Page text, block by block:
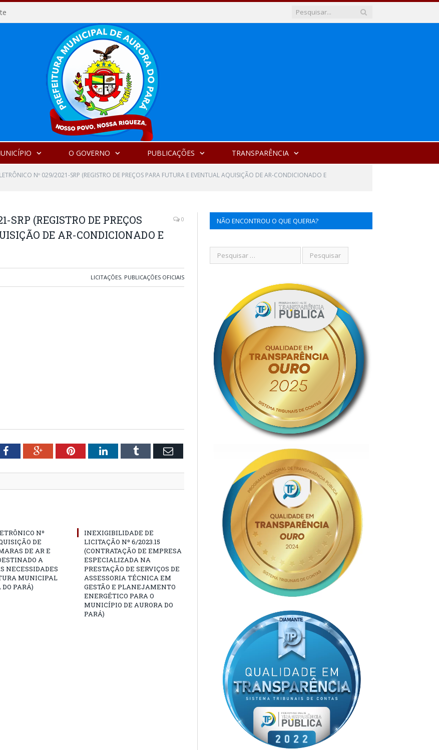
O GOVERNO PUBLICAÇÕES TRANSPARÊNCIA
Nº 029/2021-SRP (REGISTRO DE PREÇOS PARA FUTURA E EVENTUAL AQUISIÇÃO DE AR-CONDICIONADO E
SRP (REGISTRO DE PREÇOS
DE AR-CONDICIONADO E
0
LICITAÇÕES, PUBLICAÇÕES OFICIAIS
FacebookGoogle+PinterestLinkedInTumblr Email
Nº
DE
DE AR E
A
NECESSIDADES
MUNICIPAL
PARÁ)
INEXIGIBILIDADE DE
LICITAÇÃO Nº 6/2023.15
(CONTRATAÇÃO DE EMPRESA
ESPECIALIZADA NA
PRESTAÇÃO DE SERVIÇOS DE
ASSESSORIA TÉCNICA EM
GESTÃO E PLANEJAMENTO
ENERGÉTICO PARA O
MUNICÍPIO DE AURORA DO
PARÁ)
NÃO ENCONTROU O QUE QUERIA?